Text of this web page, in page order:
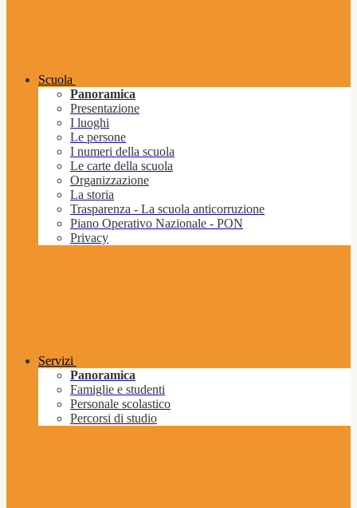
Scuola
Panoramica
Presentazione
I luoghi
Le persone
I numeri della scuola
Le carte della scuola
Organizzazione
La storia
Trasparenza - La scuola anticorruzione
Piano Operativo Nazionale - PON
Privacy
Servizi
Panoramica
Famiglie e studenti
Personale scolastico
Percorsi di studio